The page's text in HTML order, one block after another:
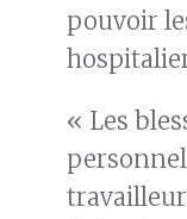
pouvoir
« Les